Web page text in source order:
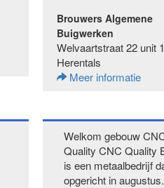
Brouwers Algemene
Buigwerken
Welvaartstraat 22 unit 1
Herentals
Meer informatie
Welkom gebouw
Quality CNC Quality
is een metaalbedrijf
opgericht in